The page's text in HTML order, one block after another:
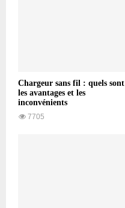
Chargeur sans fil : quels sont
les avantages et les
inconvénients
7705